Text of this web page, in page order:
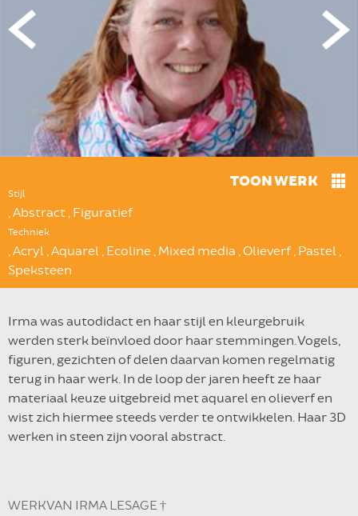
TOON WERK
Stijl
, Abstract , Figuratief
Techniek
, Acryl , Aquarel , Ecoline , Mixed media , Olieverf , Pastel ,
Speksteen
Irma was autodidact en haar stijl en kleurgebruik
werden sterk beïnvloed door haar stemmingen. Vogels,
figuren, gezichten of delen daarvan komen regelmatig
terug in haar werk. In de loop der jaren heeft ze haar
materiaal keuze uitgebreid met aquarel en olieverf en
wist zich hiermee steeds verder te ontwikkelen. Haar 3D
werken in steen zijn vooral abstract.
WERK VAN IRMA LESAGE †